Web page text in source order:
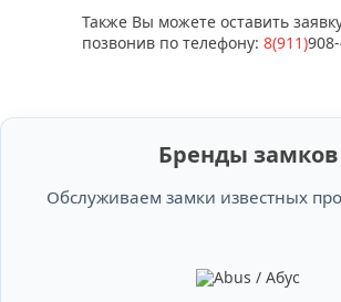
Также Вы можете оставить
позвонив по телефону: 8(911)
Бренды замков
Обслуживаем замки известных